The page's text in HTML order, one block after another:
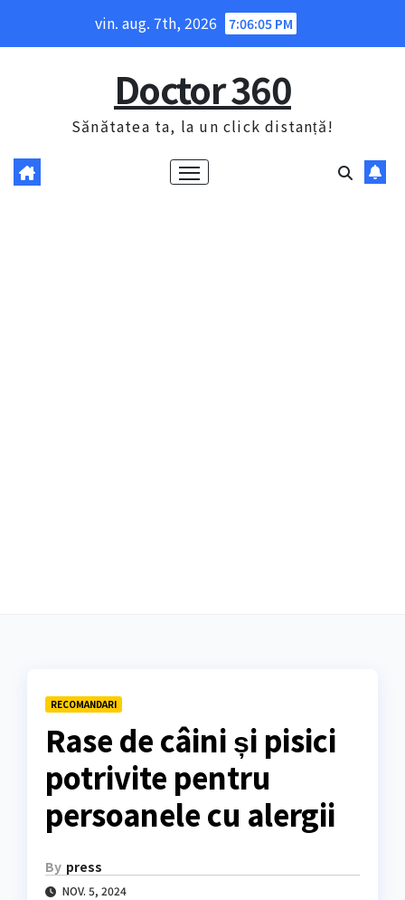
vin. aug. 7th, 2026 7:06:06 PM
Doctor 360
Sănătatea ta, la un click distanță!
RECOMANDARI
Rase de câini și pisici
potrivite pentru
persoanele cu alergii
By press
NOV. 5, 2024